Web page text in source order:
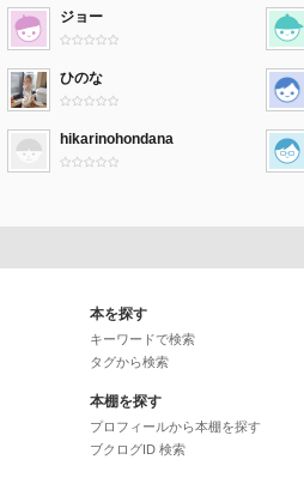
ジョー
ひのな
hikarinohondana
本を探す
キーワードで検索
タグから検索
本棚を探す
プロフィールから本棚を探す
ブクログID 検索